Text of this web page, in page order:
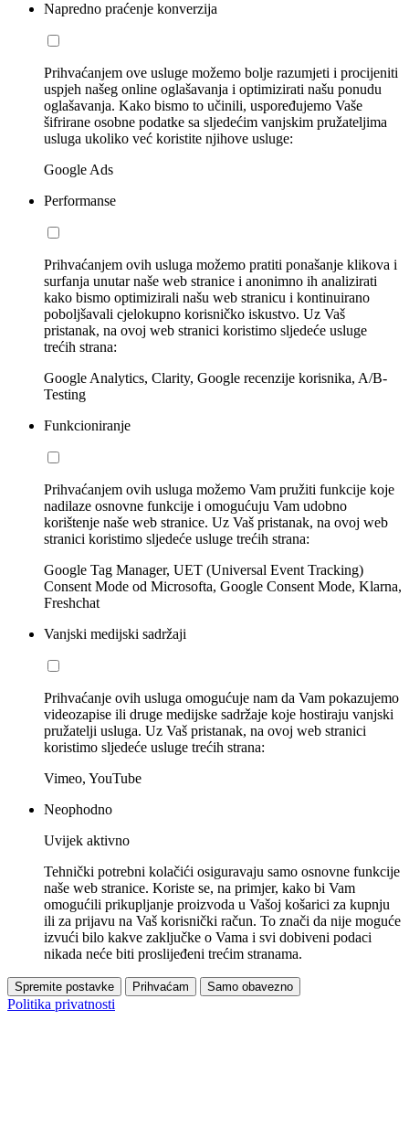
Napredno praćenje konverzija
Prihvaćanjem ove usluge možemo bolje razumjeti i procijeniti
uspjeh našeg online oglašavanja i optimizirati našu ponudu
oglašavanja. Kako bismo to učinili, uspoređujemo Vaše
šifrirane osobne podatke sa sljedećim vanjskim pružateljima
usluga ukoliko već koristite njihove usluge:
Google Ads
Performanse
Prihvaćanjem ovih usluga možemo pratiti ponašanje klikova i
surfanja unutar naše web stranice i anonimno ih analizirati
kako bismo optimizirali našu web stranicu i kontinuirano
poboljšavali cjelokupno korisničko iskustvo. Uz Vaš
pristanak, na ovoj web stranici koristimo sljedeće usluge
trećih strana:
Google Analytics, Clarity, Google recenzije korisnika, A/B-
Testing
Funkcioniranje
Prihvaćanjem ovih usluga možemo Vam pružiti funkcije koje
nadilaze osnovne funkcije i omogućuju Vam udobno
korištenje naše web stranice. Uz Vaš pristanak, na ovoj web
stranici koristimo sljedeće usluge trećih strana:
Google Tag Manager, UET (Universal Event Tracking)
Consent Mode od Microsofta, Google Consent Mode, Klarna,
Freshchat
Vanjski medijski sadržaji
Prihvaćanje ovih usluga omogućuje nam da Vam pokazujemo
videozapise ili druge medijske sadržaje koje hostiraju vanjski
pružatelji usluga. Uz Vaš pristanak, na ovoj web stranici
koristimo sljedeće usluge trećih strana:
Vimeo, YouTube
Neophodno
Uvijek aktivno
Tehnički potrebni kolačići osiguravaju samo osnovne funkcije
naše web stranice. Koriste se, na primjer, kako bi Vam
omogućili prikupljanje proizvoda u Vašoj košarici za kupnju
ili za prijavu na Vaš korisnički račun. To znači da nije moguće
izvući bilo kakve zaključke o Vama i svi dobiveni podaci
nikada neće biti proslijeđeni trećim stranama.
Spremite postavke Prihvaćam Samo obavezno
Politika privatnosti